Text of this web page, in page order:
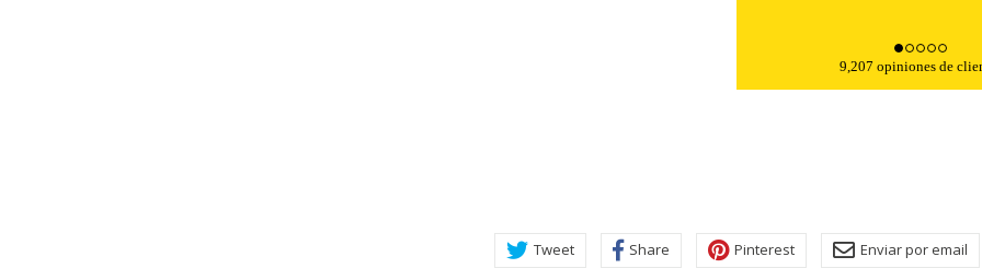
9,207 opiniones de
Tweet Share Pinterest Enviar por email
Estas cookies son necesarias para que el sitio web funcione y no se pueden desactivar en nuestros
COOKIELEGALFERSAY, VSF904, PHPSESSID, wp-settings-1, wp-settings-time-1, _evCo, _evCoLT